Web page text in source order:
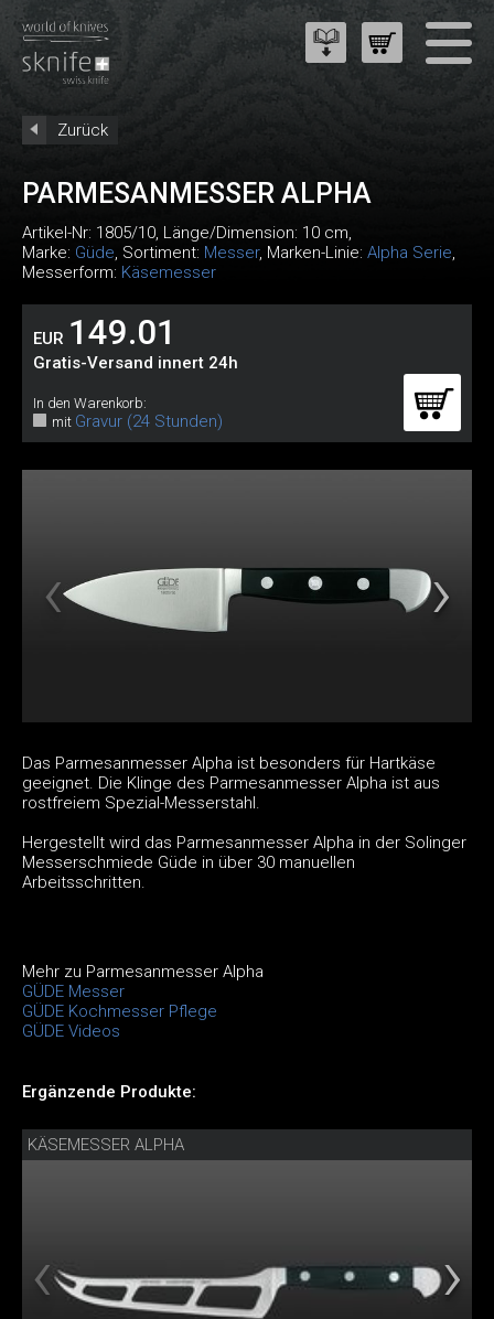
Zurück
PARMESANMESSER ALPHA
Artikel-Nr: 1805/10, Länge/Dimension: 10 cm,
Marke: Güde, Sortiment: Messer, Marken-Linie: Alpha Serie,
Messerform: Käsemesser
EUR 149.01
Gratis-Versand innert 24h
In den Warenkorb:
mit Gravur (24 Stunden)
Das Parmesanmesser Alpha ist besonders für Hartkäse
geeignet. Die Klinge des Parmesanmesser Alpha ist aus
rostfreiem Spezial-Messerstahl.
Hergestellt wird das Parmesanmesser Alpha in der Solinger
Messerschmiede Güde in über 30 manuellen
Arbeitsschritten.
Mehr zu Parmesanmesser Alpha
GÜDE Messer
GÜDE Kochmesser Pflege
GÜDE Videos
Ergänzende Produkte:
KÄSEMESSER ALPHA